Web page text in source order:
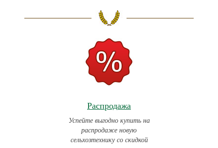
Распродажа
Успейте выгодно купить на
распродаже новую
сельхозтехнику со скидкой